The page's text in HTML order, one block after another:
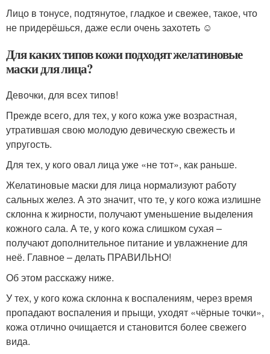
Лицо в тонусе, подтянутое, гладкое и свежее, такое, что
не придерёшься, даже если очень захотеть ☺
Для каких типов кожи подходят желатиновые
маски для лица?
Девочки, для всех типов!
Прежде всего, для тех, у кого кожа уже возрастная,
утратившая свою молодую девическую свежесть и
упругость.
Для тех, у кого овал лица уже «не тот», как раньше.
Желатиновые маски для лица нормализуют работу
сальных желез. А это значит, что те, у кого кожа излишне
склонна к жирности, получают уменьшение выделения
кожного сала. А те, у кого кожа слишком сухая –
получают дополнительное питание и увлажнение для
неё. Главное – делать ПРАВИЛЬНО!
Об этом расскажу ниже.
У тех, у кого кожа склонна к воспалениям, через время
пропадают воспаления и прыщи, уходят «чёрные точки»,
кожа отлично очищается и становится более свежего
вида.